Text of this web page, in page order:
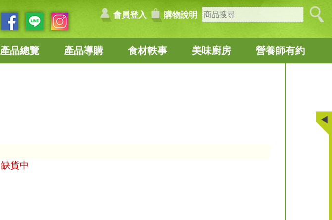
會員登入 購物說明
產品總覽 產品導購 食材軼事 美味廚房 營養師有約
缺貨中